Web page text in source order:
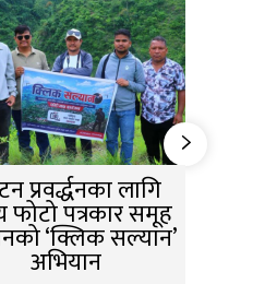
प्रवर्द्धनका लागि
फोटो पत्रकार समूह
‘क्लिक सल्यान’
अभियान